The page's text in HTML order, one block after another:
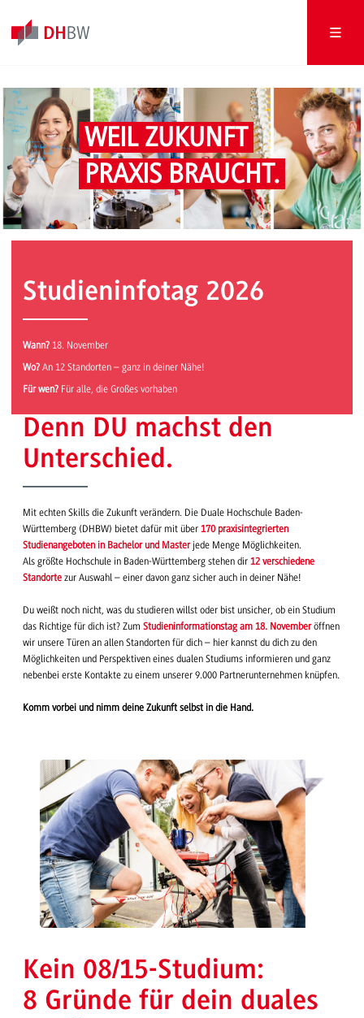
WEIL ZUKUNFT
PRAXIS BRAUCHT.
Studieninfotag 2026
Wann? 18. November
Wo? An 12 Standorten – ganz in deiner Nähe!
Für wen? Für alle, die Großes vorhaben
Denn DU machst den
Unterschied.
Mit echten Skills die Zukunft verändern. Die Duale Hochschule Baden-
Württemberg (DHBW) bietet dafür mit über 170 praxisintegrierten
Studienangeboten in Bachelor und Masterjede Menge Möglichkeiten.
Als größte Hochschule in Baden-Württemberg stehen dir 12 verschiedene
Standorte zur Auswahl – einer davon ganz sicher auch in deiner Nähe!
Du weißt noch nicht, was du studieren willst oder bist unsicher, ob ein Studium
das Richtige für dich ist? Zum Studieninformationstag am 18. Novemberöffnen
wir unsere Türen an allen Standorten für dich – hier kannst du dich zu den
Möglichkeiten und Perspektiven eines dualen Studiums informieren und ganz
nebenbei erste Kontakte zu einem unserer 9.000 Partnerunternehmen knüpfen.
Komm vorbei und nimm deine Zukunft selbst in die Hand.
Kein 08/15-Studium:
8 Gründe für dein duales